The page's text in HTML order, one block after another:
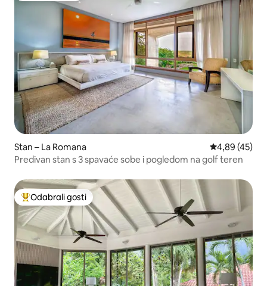
Stan – La Romana Prosječna
4,89 (45)
Predivan stan s 3 spavaće sobe i pogledom na golf teren
Među najviše rangiranima s oznakom „Odabrali gosti”
Odabrali gosti